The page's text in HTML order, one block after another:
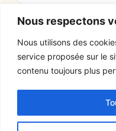
Nous respectons
Nous utilisons des
service proposée sur le
contenu toujours plus